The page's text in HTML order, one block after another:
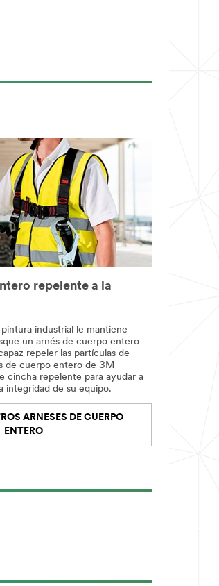
repelente a la
industrial le mantiene
un arnés de cuerpo entero
repeler las partículas de
de cuerpo entero de 3M
cincha repelente para ayudar a
integridad de su equipo.
ARNESES DE CUERPO
ENTERO